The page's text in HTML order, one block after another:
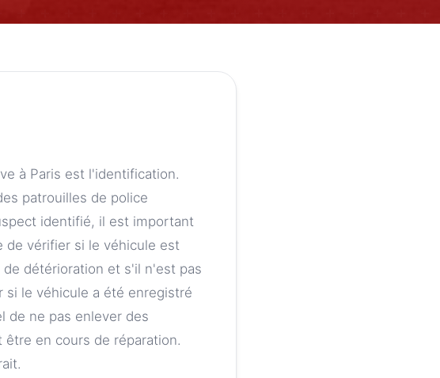
à Paris est l'identification.
patrouilles de police
identifié, il est important
de vérifier si le véhicule est
détérioration et s'il n'est pas
si le véhicule a été enregistré
de ne pas enlever des
en cours de réparation.